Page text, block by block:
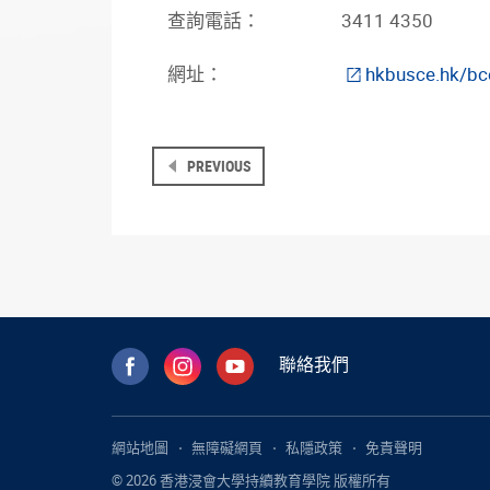
查詢電話： 3411 4350
網址： hkbusce.hk/
PREVIOUS
聯絡我們
網站地圖 無障礙網頁 私隱政策
免責聲明
© 2026 香港浸會大學持續教育學院 版權所有